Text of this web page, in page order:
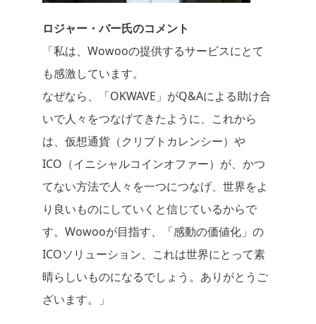
ロジャー・バー氏のコメント
「私は、Wowooの提供するサービスにとて
も感激しています。
なぜなら、「OKWAVE」がQ&Aによる助け合
いで人々をつなげてきたように、これから
は、仮想通貨（クリプトカレンシー）や
ICO（イニシャルコインオファー）が、かつ
てない方法で人々を一つにつなげ、世界をよ
り良いものにしていくと信じているからで
す。Wowooが目指す、「感動の価値化」の
ICOソリューション、これは世界にとって素
晴らしいものになるでしょう。ありがとうご
ざいます。」